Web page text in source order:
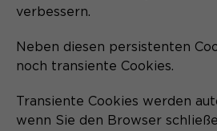
verbessern.
Neben diesen persistenten
noch transiente Cookies.
Transiente Cookies werden
wenn Sie den Browser